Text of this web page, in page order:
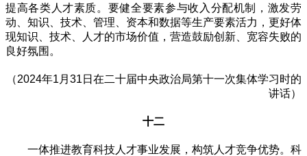
提高各类人才素质。要健全要素参与收入分配机制，激发劳
动、知识、技术、管理、资本和数据等生产要素活力，更好体
现知识、技术、人才的市场价值，营造鼓励创新、宽容失败的
良好氛围。
（2024年1月31日在二十届中央政治局第十一次集体学习时的
讲话）
十二
一体推进教育科技人才事业发展，构筑人才竞争优势。科